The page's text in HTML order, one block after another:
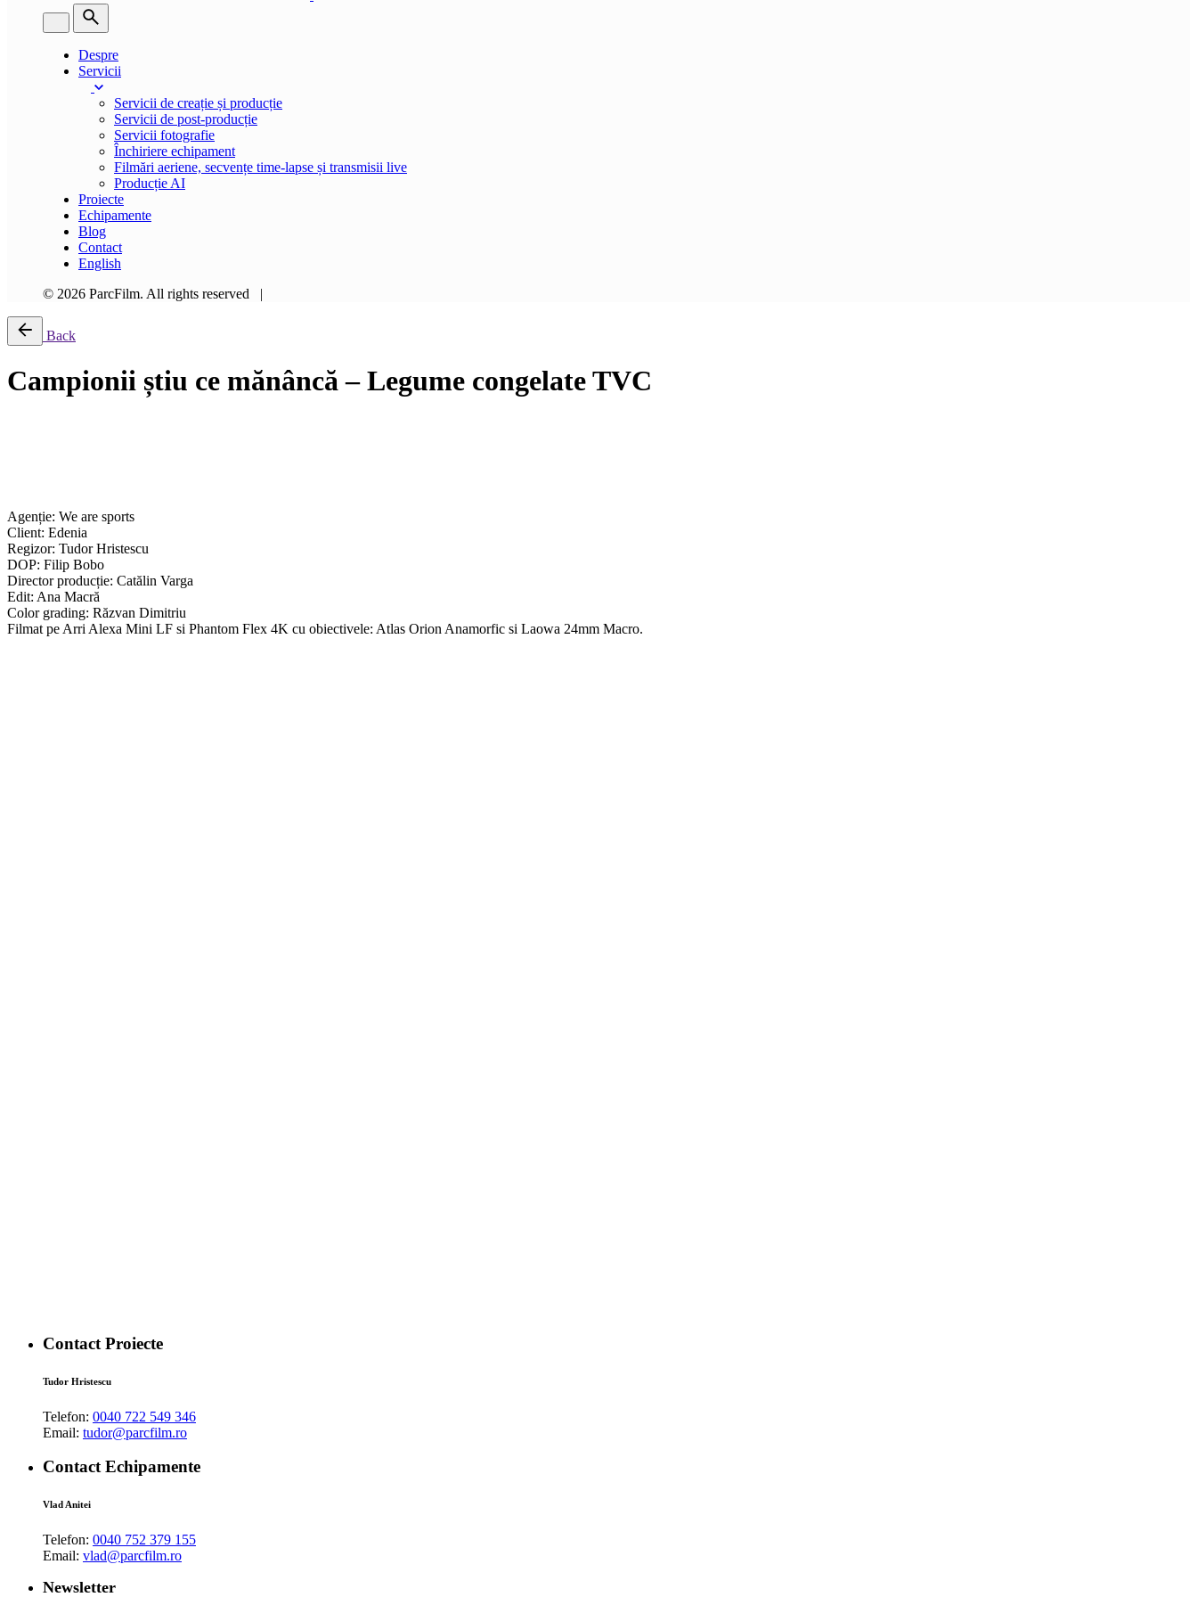
Despre
Servicii
Servicii de creație și producție
Servicii de post-producție
Servicii fotografie
Închiriere echipament
Filmări aeriene, secvențe time-lapse și transmisii live
Producție AI
Proiecte
Echipamente
Blog
Contact
English
© 2026 ParcFilm. All rights reserved |
Back
Campionii știu ce mănâncă – Legume congelate TVC
Agenție: We are sports
Client: Edenia
Regizor: Tudor Hristescu
DOP: Filip Bobo
Director producție: Catălin Varga
Edit: Ana Macră
Color grading: Răzvan Dimitriu
Filmat pe Arri Alexa Mini LF si Phantom Flex 4K cu obiectivele: Atlas Orion Anamorfic si Laowa 24mm Macro.
Contact Proiecte
Tudor Hristescu
Telefon: 0040 722 549 346
Email: tudor@parcfilm.ro
Contact Echipamente
Vlad Anitei
Telefon: 0040 752 379 155
Email: vlad@parcfilm.ro
Newsletter